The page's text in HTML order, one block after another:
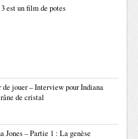
est un film de potes
jouer – Interview pour Indiana
de cristal
Jones – Partie 1 : La genèse